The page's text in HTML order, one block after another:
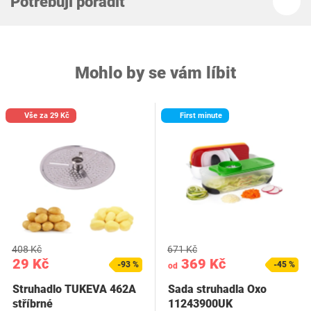
Mohlo by se vám líbit
Vše za 29 Kč
29 Kč
408 Kč
-93 %
Struhadlo TUKEVA ‎462A
stříbrné
First minute
od 369 Kč
671 Kč
-45 %
Sada struhadla Oxo
11243900UK